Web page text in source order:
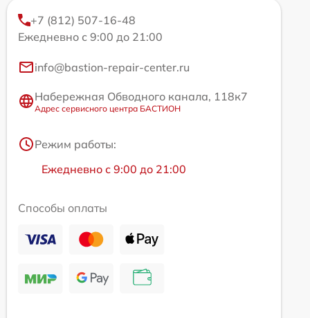
+7 (812) 507-16-48
Ежедневно с 9:00 до 21:00
info@bastion-repair-center.ru
Набережная Обводного канала, 118к7
Адрес сервисного центра БАСТИОН
Режим работы:
Ежедневно с 9:00 до 21:00
Способы оплаты